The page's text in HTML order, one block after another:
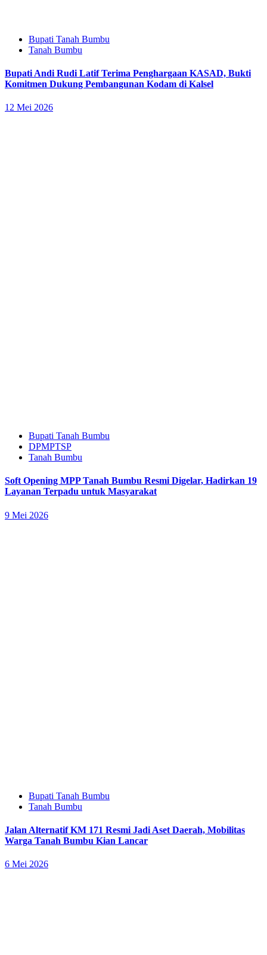
Bupati Tanah Bumbu
Tanah Bumbu
Bupati Andi Rudi Latif Terima Penghargaan KASAD, Bukti
Komitmen Dukung Pembangunan Kodam di Kalsel
12 Mei 2026
Bupati Tanah Bumbu
DPMPTSP
Tanah Bumbu
Soft Opening MPP Tanah Bumbu Resmi Digelar, Hadirkan 19
Layanan Terpadu untuk Masyarakat
9 Mei 2026
Bupati Tanah Bumbu
Tanah Bumbu
Jalan Alternatif KM 171 Resmi Jadi Aset Daerah, Mobilitas
Warga Tanah Bumbu Kian Lancar
6 Mei 2026